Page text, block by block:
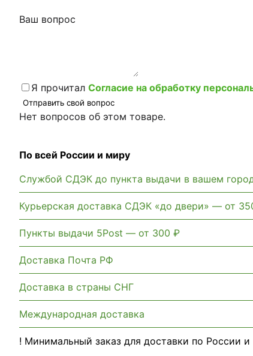
Ваш вопрос
Я прочитал Согласие на обработку
Отправить свой вопрос
Нет вопросов об этом товаре.
По всей России и миру
Службой СДЭК до пункта выдачи в вашем
Курьерская доставка СДЭК «до двери» — от
Пункты выдачи 5Post — от 300 ₽
Доставка Почта РФ
Доставка в страны СНГ
Международная доставка
! Минимальный заказ для доставки по России